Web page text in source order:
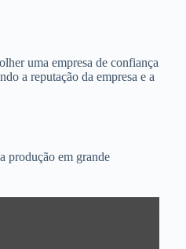
uma empresa de confiança
a reputação da empresa e a
produção em grande